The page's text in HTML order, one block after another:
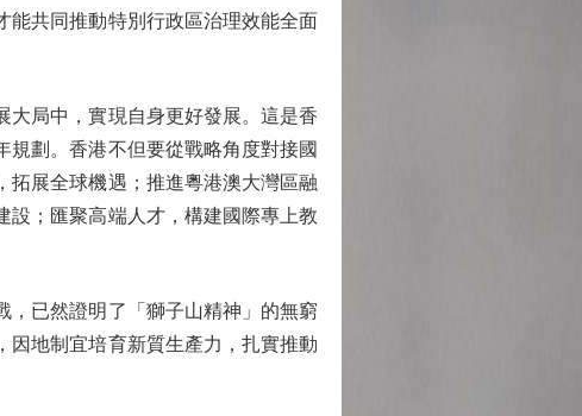
能共同推動特別行政區治理效能全面
局中，實現自身更好發展。這是香
劃。香港不但要從戰略角度對接國
拓展全球機遇；推進粵港澳大灣區融
設；匯聚高端人才，構建國際專上教
已然證明了「獅子山精神」的無窮
因地制宜培育新質生產力，扎實推動